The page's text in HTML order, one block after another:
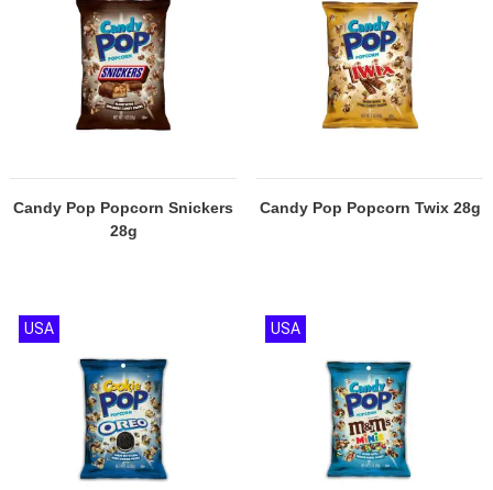
Candy Pop Popcorn Snickers
28g
Candy Pop Popcorn Twix 28g
USA USA